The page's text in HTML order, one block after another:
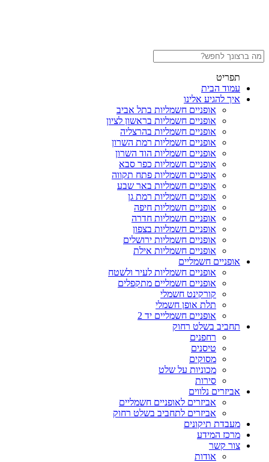
תפריט
עמוד הבית
איך להגיע אלינו
אופניים חשמליות בתל אביב
אופניים חשמליות בראשון לציון
אופניים חשמליות בהרצליה
אופניים חשמליות רמת השרון
אופניים חשמליות הוד השרון
אופניים חשמליות כפר סבא
אופניים חשמליות פתח תקווה
אופניים חשמליות באר שבע
אופניים חשמליות רמת גן
אופניים חשמליות חיפה
אופניים חשמליות חדרה
אופניים חשמליות בצפון
אופניים חשמליות ירושלים
אופניים חשמליות אילת
אופניים חשמליים
אופניים חשמליות לעיר ולשטח
אופניים חשמליים מתקפלים
קורקינט חשמלי
תלת אופן חשמלי
אופניים חשמליים יד 2
תחביב בשלט רחוק
רחפנים
טיסנים
מסוקים
מכוניות על שלט
סירות
אביזרים נלווים
אביזרים לאופניים חשמליים
אביזרים לתחביב בשלט רחוק
מעבדת תיקונים
מרכז המידע
צור קשר
אודות